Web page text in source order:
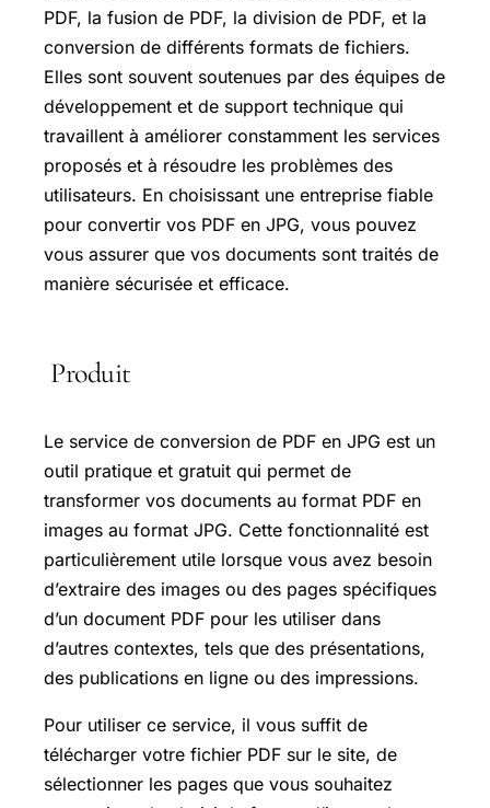
PDF, la fusion de PDF, la division de PDF, et la
conversion de différents formats de fichiers.
Elles sont souvent soutenues par des équipes de
développement et de support technique qui
travaillent à améliorer constamment les services
proposés et à résoudre les problèmes des
utilisateurs. En choisissant une entreprise fiable
pour convertir vos PDF en JPG, vous pouvez
vous assurer que vos documents sont traités de
manière sécurisée et efficace.
Produit
Le service de conversion de PDF en JPG est un
outil pratique et gratuit qui permet de
transformer vos documents au format PDF en
images au format JPG. Cette fonctionnalité est
particulièrement utile lorsque vous avez besoin
d’extraire des images ou des pages spécifiques
d’un document PDF pour les utiliser dans
d’autres contextes, tels que des présentations,
des publications en ligne ou des impressions.
Pour utiliser ce service, il vous suffit de
télécharger votre fichier PDF sur le site, de
sélectionner les pages que vous souhaitez